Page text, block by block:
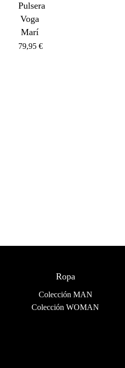
Pulsera
Voga
Marí
79,95 €
Ropa
Colección MAN
Colección WOMAN